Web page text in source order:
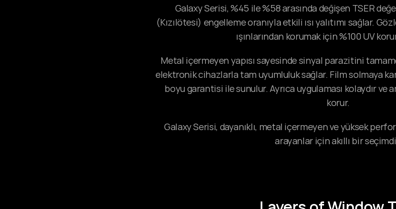
Galaxy Serisi, %45 ile %58 arasında değişen TSER
(Kızılötesi) engelleme oranıyla etkili ısı yalıtımı sağlar.
ışınlarından korumak için %100 UV
Metal içermeyen yapısı sayesinde sinyal parazitini
elektronik cihazlarla tam uyumluluk sağlar. Film solmaya
boyu garantisi ile sunulur. Ayrıca uygulaması kolaydır ve
korur.
Galaxy Serisi, dayanıklı, metal içermeyen ve yüksek
arayanlar için akıllı bir